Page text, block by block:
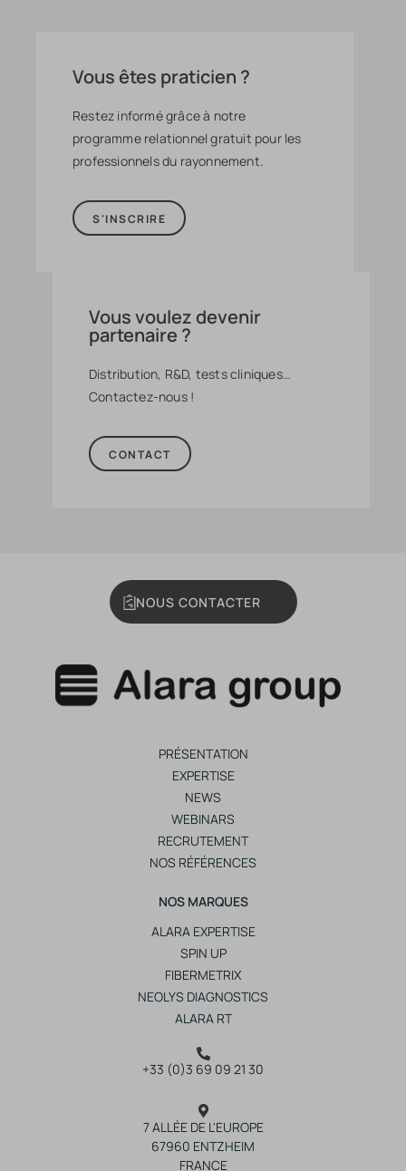
Vous êtes praticien ?
Restez informé grâce à notre
programme relationnel gratuit pour les
professionnels du rayonnement.
S'INSCRIRE
Vous voulez devenir
partenaire ?
Distribution, R&D, tests cliniques…
Contactez-nous !
CONTACT
NOUS CONTACTER
PRÉSENTATION
EXPERTISE
NEWS
WEBINARS
RECRUTEMENT
NOS RÉFÉRENCES
NOS MARQUES
ALARA EXPERTISE
SPIN UP
FIBERMETRIX
NEOLYS DIAGNOSTICS
ALARA RT
+33 (0)3 69 09 21 30
7 ALLÉE DE L'EUROPE
67960 ENTZHEIM
FRANCE